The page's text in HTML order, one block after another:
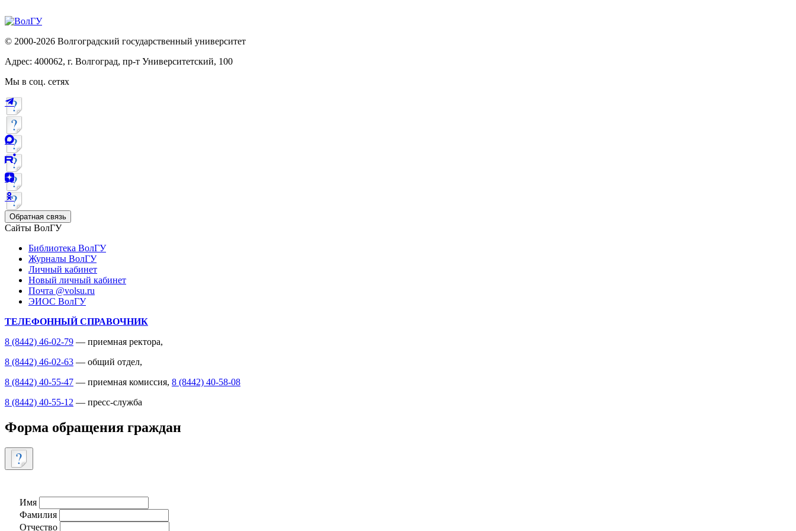
© 2000-2026 Волгоградский государственный университет
Адрес: 400062, г. Волгоград, пр-т Университетский, 100
Мы в соц. сетях
Обратная связь
Сайты ВолГУ
Библиотека ВолГУ
Журналы ВолГУ
Личный кабинет
Новый личный кабинет
Почта @volsu.ru
ЭИОС ВолГУ
ТЕЛЕФОННЫЙ СПРАВОЧНИК
8 (8442) 46-02-79 — приемная ректора,
8 (8442) 46-02-63 — общий отдел,
8 (8442) 40-55-47 — приемная комиссия, 8 (8442) 40-58-08
8 (8442) 40-55-12 — пресс-служба
Форма обращения граждан
Имя
Фамилия
Отчество